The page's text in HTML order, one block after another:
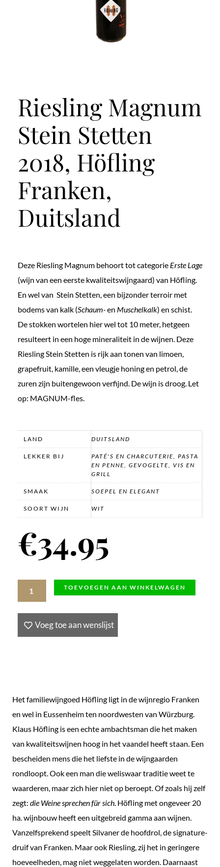
Riesling Magnum
Stein Stetten
2018, Höfling
Franken,
Duitsland
Deze Riesling Magnum behoort tot categorie Erste Lage
(wijn van een eerste kwaliteitswijngaard) van Höfling.
En wel van Stein Stetten, een bijzonder terroir met
bodems van kalk (Schaum-en Muschelkalk) en schist.
De stokken wortelen hier wel tot 10 meter, hetgeen
resulteert in een hoge mineraliteit in de wijnen. Deze
Riesling Stein Stetten is rijk aan tonen van limoen,
grapefruit, kamille, een vleugje honing en petrol, de
zuren zijn buitengewoon verfijnd. De wijn is droog. Let
op: MAGNUM-fles.
LAND DUITSLAND
LEKKER BIJ
PATÉ'S EN CHARCUTERIE, PASTA
EN PENNE, GEVOGELTE, VIS EN
GRILL
SMAAK SOEPEL EN ELEGANT
SOORT WIJN WIT
€34.95
Magnum
Stetten
aantal
TOEVOEGEN AAN WINKELWAGEN
Voeg toe aan wenslijst
Het familiewijngoed Höfling ligt in de wijnregio Franken
en wel in Eussenheim ten noordwesten van Würzburg.
Klaus Höfling is een echte ambachtsman die het maken
van kwaliteitswijnen hoog in het vaandel heeft staan. Een
bescheiden mens die het liefste in de wijngaarden
rondloopt. Ook een man die weliswaar traditie weet te
waarderen, maar zich hier niet op beroept. Of zoals hij zelf
zegt: die Weine sprechen für sich. Höfling met ongeveer 20
ha. wijnbouw heeft een uitgebreid gamma aan wijnen.
Vanzelfsprekend speelt Silvaner de hoofdrol, de signature-
druif van Franken. Maar ook Riesling, zij het in geringere
hoeveelheden, mag niet weggelaten worden. Daarnaast